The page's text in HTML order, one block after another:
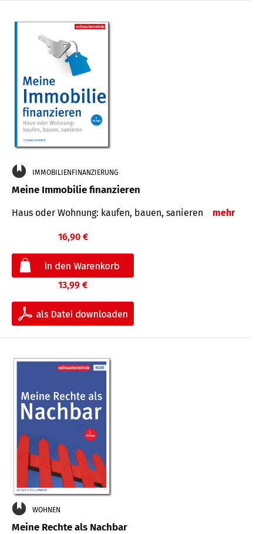
IMMOBILIENFINANZIERUNG
Meine Immobilie finanzieren
Haus oder Wohnung: kaufen, bauen, sanieren mehr
16,90 €
13,99 €
WOHNEN
Meine Rechte als Nachbar